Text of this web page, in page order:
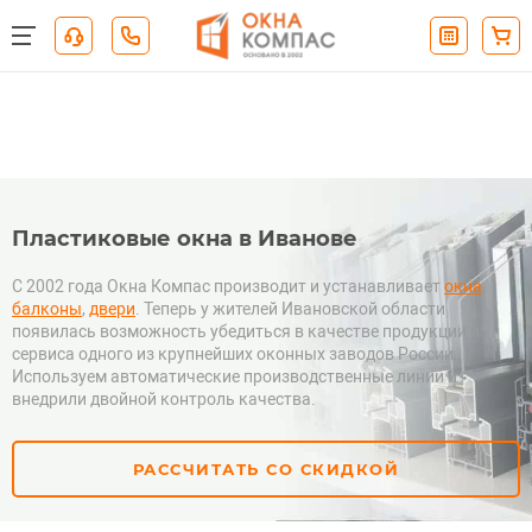
Пластиковые окна в Иванове
С 2002 года Окна Компас производит и устанавливаетокна,
балконы, двери . Теперь у жителей Ивановской области
появилась возможность убедиться в качестве продукции и
сервиса одного из крупнейших оконных заводов России.
Используем автоматические производственные линии и
внедрили двойной контроль качества.
РАССЧИТАТЬ СО СКИДКОЙ